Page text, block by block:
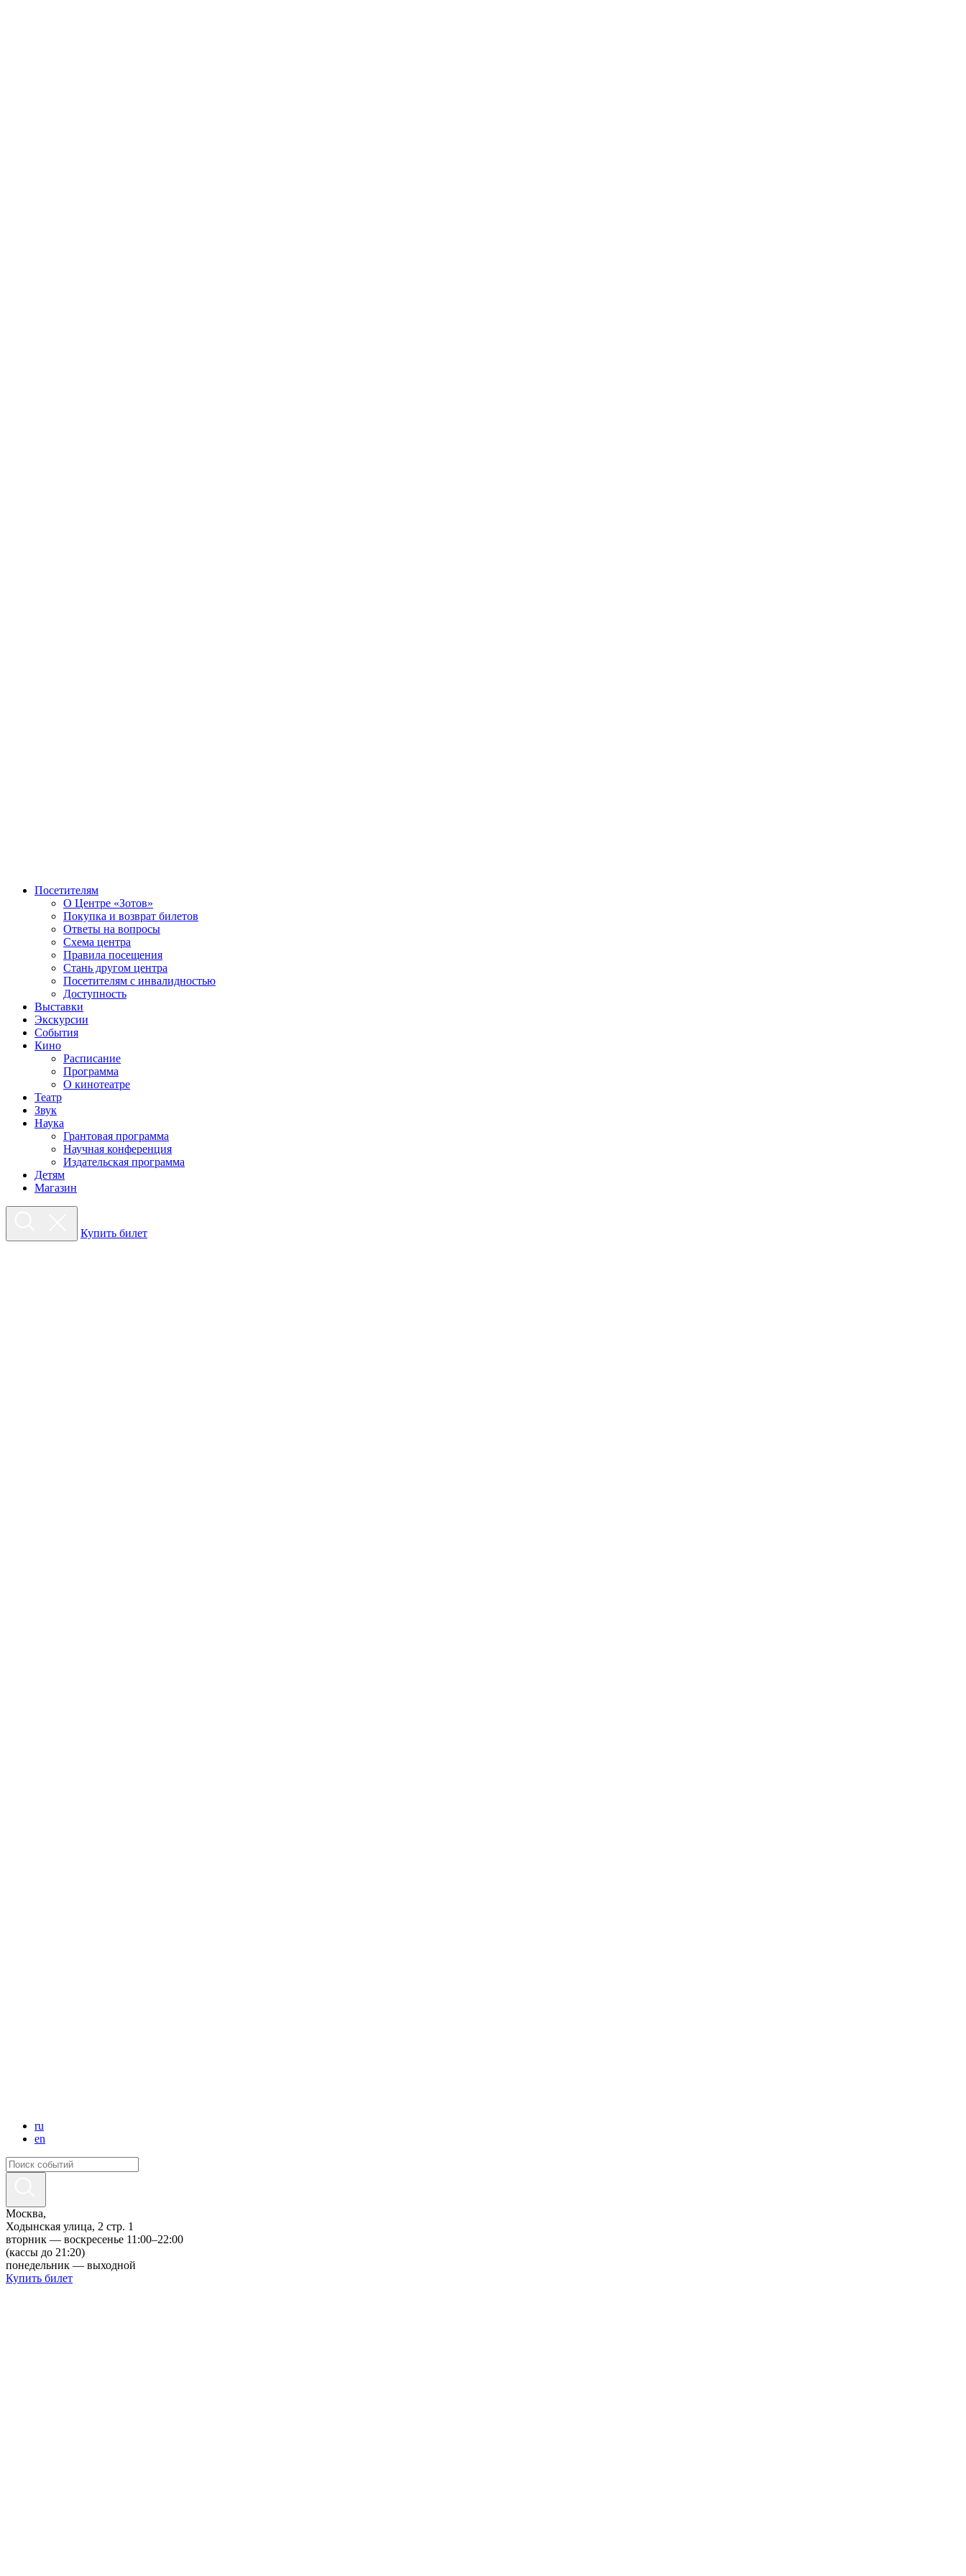
Посетителям
О Центре «Зотов»
Покупка и возврат билетов
Ответы на вопросы
Схема центра
Правила посещения
Стань другом центра
Посетителям с инвалидностью
Доступность
Выставки
Экскурсии
События
Кино
Расписание
Программа
О кинотеатре
Театр
Звук
Наука
Грантовая программа
Научная конференция
Издательская программа
Детям
Магазин
Купить билет
ru
en
Москва,
Ходынская улица, 2 стр. 1
вторник — воскресенье 11:00–22:00
(кассы до 21:20)
понедельник — выходной
Купить билет